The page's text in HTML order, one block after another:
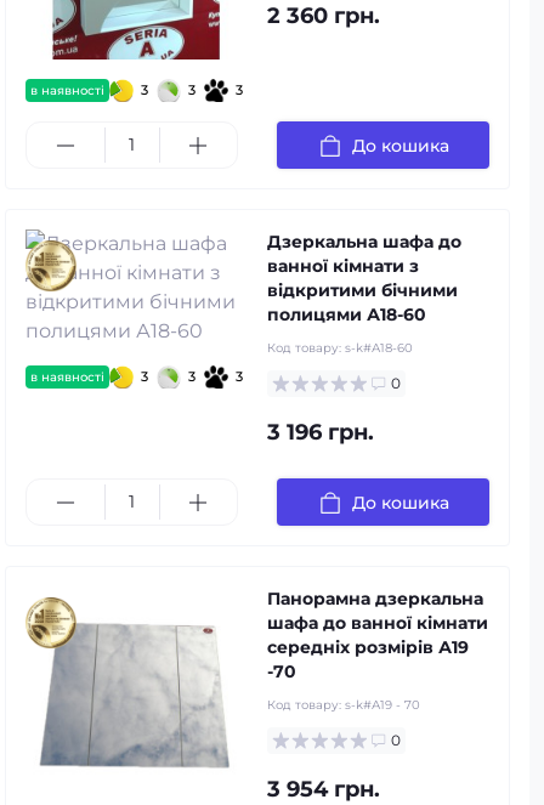
в наявності 3 3 3
2 360 грн.
До кошика
в наявності 3 3 3
Дзеркальна шафа до
ванної кімнати з
відкритими бічними
полицями А18-60
Код товару: s-k#А18-60
0
3 196 грн.
До кошика
Панорамна дзеркальна
шафа до ванної кімнати
середніх розмірів А19
-70
Код товару: s-k#А19 - 70
0
3 954 грн.